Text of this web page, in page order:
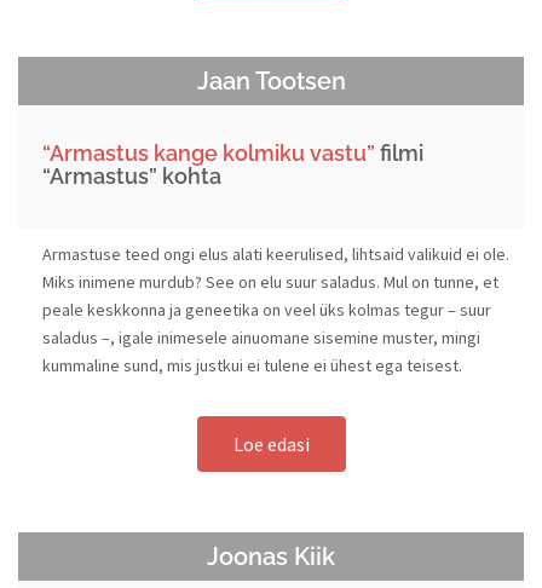
Jaan Tootsen
“Armastus kange kolmiku vastu” filmi
“Armastus” kohta
Armastuse teed ongi elus alati keerulised, lihtsaid valikuid ei ole.
Miks inimene murdub? See on elu suur saladus. Mul on tunne, et
peale keskkonna ja geneetika on veel üks kolmas tegur – suur
saladus –, igale inimesele ainuomane sisemine muster, mingi
kummaline sund, mis justkui ei tulene ei ühest ega teisest.
Loe edasi
Joonas Kiik